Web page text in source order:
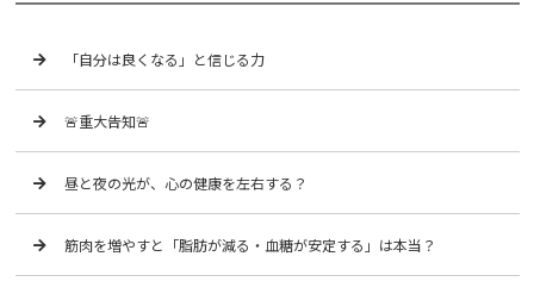
「自分は良くなる」と信じる力
🚨重大告知🚨
昼と夜の光が、心の健康を左右する？
筋肉を増やすと「脂肪が減る・血糖が安定する」は本当？